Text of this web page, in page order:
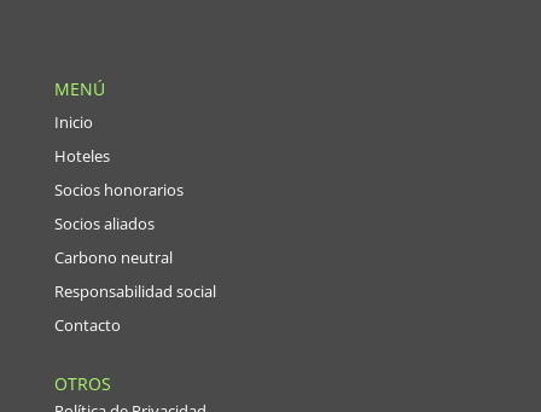
MENÚ
Inicio
Hoteles
Socios honorarios
Socios aliados
Carbono neutral
Responsabilidad social
Contacto
OTROS